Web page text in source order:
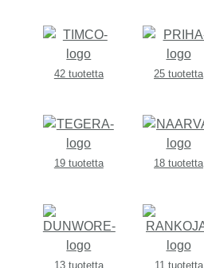
42 tuotetta 25 tuotetta
19 tuotetta 18 tuotetta
13 tuotetta 11 tuotetta